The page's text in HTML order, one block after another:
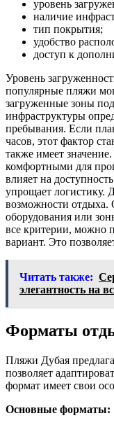
уровень
наличие
тип покрытия;
удобство
доступ к
Уровень
популярные пляжи
загруженные зоны
инфраструктуры
пребывания. Если
часов, этот фактор
также имеет
комфортными для
влияет на
упрощает логистику.
возможности отдыха.
оборудования или
все критерии, можно
вариант. Это
Читать также:
элегантность на
Форматы
Пляжи Дубая
позволяет
формат имеет свои
Основные форматы: